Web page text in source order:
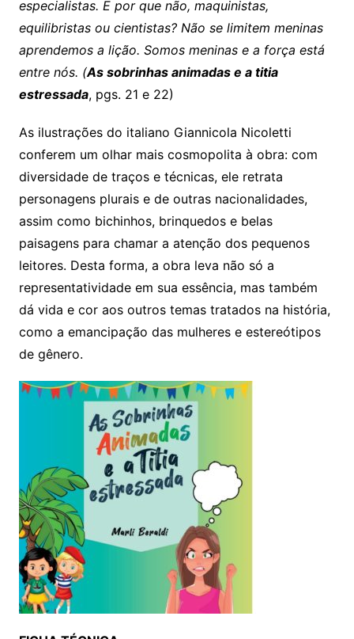
especialistas. E por que não, maquinistas,
equilibristas ou cientistas? Não se limitem meninas
aprendemos a lição. Somos meninas e a força está
entre nós. (As sobrinhas animadas e a titia
estressada, pgs. 21 e 22)
As ilustrações do italiano Giannicola Nicoletti
conferem um olhar mais cosmopolita à obra: com
diversidade de traços e técnicas, ele retrata
personagens plurais e de outras nacionalidades,
assim como bichinhos, brinquedos e belas
paisagens para chamar a atenção dos pequenos
leitores. Desta forma, a obra leva não só a
representatividade em sua essência, mas também
dá vida e cor aos outros temas tratados na história,
como a emancipação das mulheres e estereótipos
de gênero.